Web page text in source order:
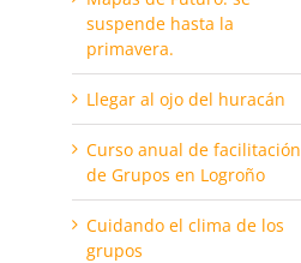
suspende hasta la
primavera.
Llegar al ojo del huracán
Curso anual de facilitación
de Grupos en Logroño
Cuidando el clima de los
grupos